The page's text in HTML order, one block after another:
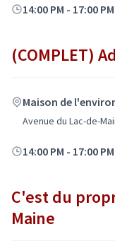
14:00 PM - 17:00
(COMPLET)
Maison de
Avenue du Lac-de-
14:00 PM - 17:00
C'est du
Maine